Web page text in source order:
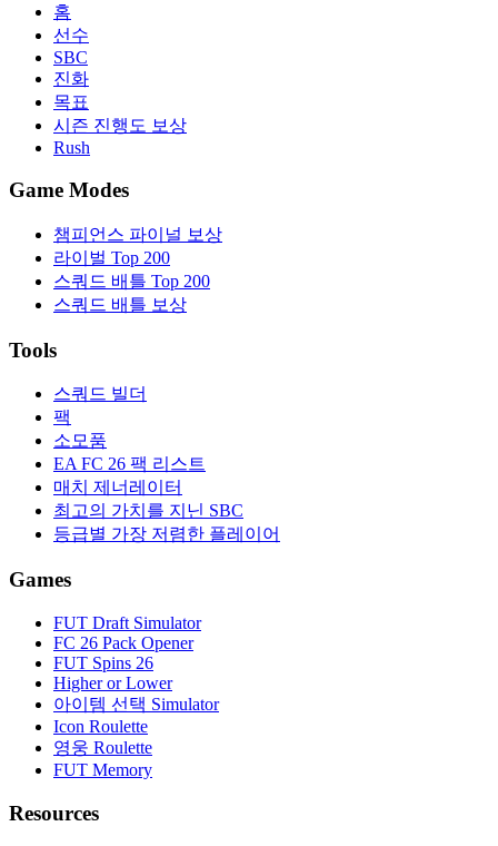
홈
선수
SBC
진화
목표
시즌 진행도 보상
Rush
Game Modes
챔피언스 파이널 보상
라이벌 Top 200
스쿼드 배틀 Top 200
스쿼드 배틀 보상
Tools
스쿼드 빌더
팩
소모품
EA FC 26 팩 리스트
매치 제너레이터
최고의 가치를 지닌 SBC
등급별 가장 저렴한 플레이어
Games
FUT Draft Simulator
FC 26 Pack Opener
FUT Spins 26
Higher or Lower
아이템 선택 Simulator
Icon Roulette
영웅 Roulette
FUT Memory
Resources